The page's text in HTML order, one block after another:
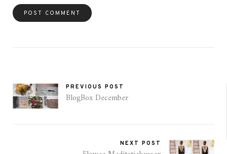
PREVIOUS POST
BlogBox December
NEXT POST